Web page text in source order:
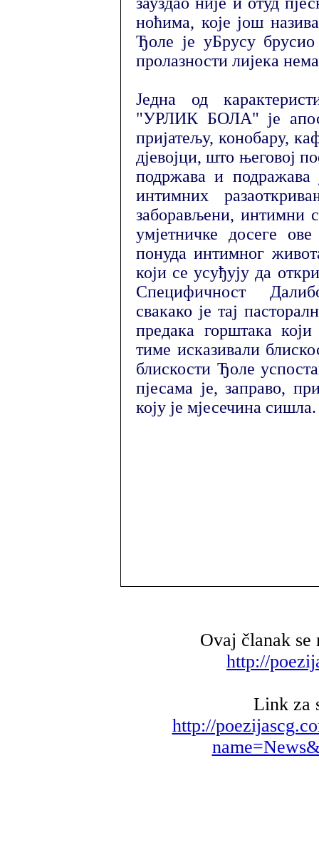
ноћима, које још
Ђоле је уБрусу брусио
пролазности лијека
Једна од
"УРЛИК БОЛА" је
пријатељу, конобару,
дјевојци, што његовој
подржава и подражава
интимних
заборављени, интимни
умјетничке досеге
понуда интимног
који се усуђују да
Специфичност
свакако је тај
предака горштака
тиме исказивали
блискости Ђоле
пјесама је, заправо,
коју је мјесечина сишла.
Ovaj članak se
http://
Link za
http://